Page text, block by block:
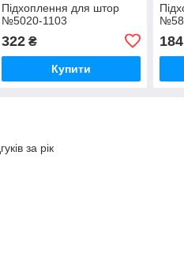
Підхоплення для штор
№5020-1103
322₴
Купити
184
за рік